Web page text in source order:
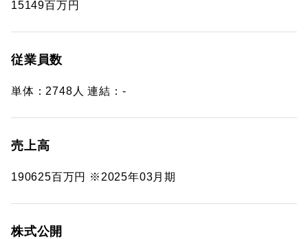
15149百万円
従業員数
単体：2748人 連結：-
売上高
190625百万円 ※2025年03月期
株式公開